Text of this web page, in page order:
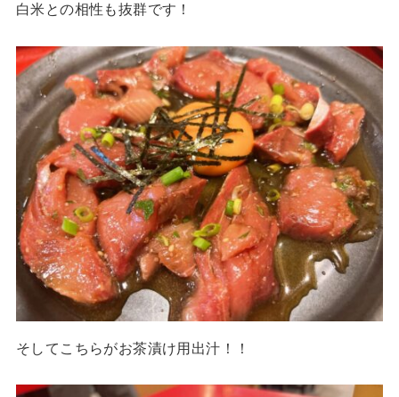
白米との相性も抜群です！
そしてこちらがお茶漬け用出汁！！